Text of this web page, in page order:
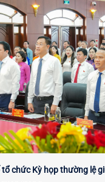
chức Kỳ họp thường lệ